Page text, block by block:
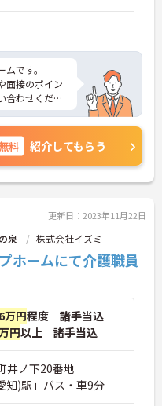
です。
面接のポイン
合わせくださ
料 紹介してもらう
更新日：2023年11月22日
泉 株式会社イズミ
ホームにて介護職員
万円程度 諸手当込
円以上 諸手当込
井ノ下20番地
知)駅」バス・車9分